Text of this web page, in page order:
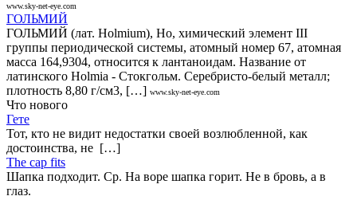
www.sky-net-eye.com
ГОЛЬМИЙ
ГОЛЬМИЙ (лат. Holmium), Но, химический элемент III
группы периодической системы, атомный номер 67, атомная
масса 164,9304, относится к лантаноидам. Название от
латинского Holmia - Стокгольм. Серебристо-белый металл;
плотность 8,80 г/см3, […] www.sky-net-eye.com
Что нового
Гете
Тот, кто не видит недостатки своей возлюбленной, как
достоинства, не […]
The cap fits
Шапка подходит. Ср. На воре шапка горит. Не в бровь, а в
глаз.